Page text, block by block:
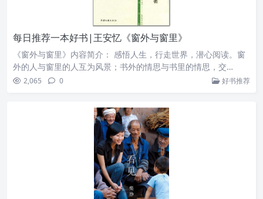
每日推荐一本好书|王安忆《窗外与窗里》
《窗外与窗里》内容简介： 感悟人生，行走世界，潜心阅读。窗
外的人与窗里的人互为风景；书外的情思与书里的情思，交…
2,065 0 好书推荐